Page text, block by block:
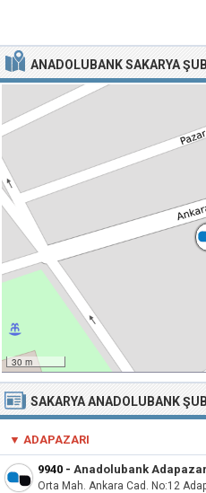
ANADOLUBANK SAKARYA
30 m
SAKARYA ANADOLUBANK
▼ ADAPAZARI
9940 - Anadolubank
Orta Mah. Ankara Cad. No:12